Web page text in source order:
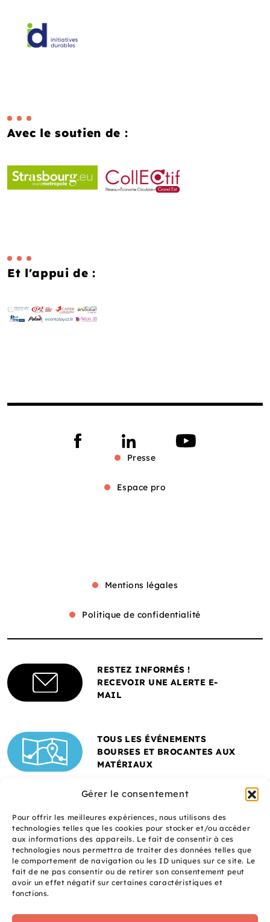
Gérer le consentement
Pour offrir les meilleures expériences, nous utilisons des
technologies telles que les cookies pour stocker et/ou accéder
aux informations des appareils. Le fait de consentir à ces
technologies nous permettra de traiter des données telles que
le comportement de navigation ou les ID uniques sur ce site. Le
fait de ne pas consentir ou de retirer son consentement peut
avoir un effet négatif sur certaines caractéristiques et
fonctions.
Avec le soutien de :
Et l'appui de :
Presse
Espace pro
Mentions légales
Politique de confidentialité
RESTEZ INFORMÉS !
RECEVOIR UNE ALERTE E-
MAIL
TOUS LES ÉVÉNEMENTS
BOURSES ET BROCANTES AUX
MATÉRIAUX
Un site réalisé avec